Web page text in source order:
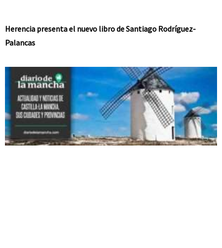
Herencia presenta el nuevo libro de Santiago Rodríguez-
Palancas